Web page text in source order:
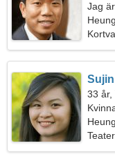
Jag
kvinna
Sujin
33 år,